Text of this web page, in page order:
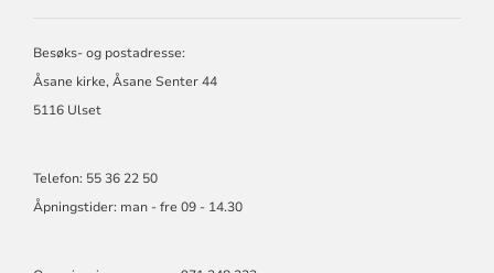
Besøks- og postadresse:
Åsane kirke, Åsane Senter 44
5116 Ulset
Telefon: 55 36 22 50
Åpningstider: man - fre 09 - 14.30